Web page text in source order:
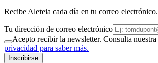
Recibe Aleteia cada día en tu correo electrónico.
Tu dirección de correo electrónico
Acepto recibir la newsletter. Consulta nuestra
privacidad para saber más.
Inscribirse